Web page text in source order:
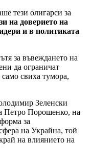
тези олигарси за
на доверието на
и в политиката
за въвеждането на
да ограничат
само свиха тумора,
Зеленски
Петро Порошенко, на
за
на Украйна, той
на влиянието на